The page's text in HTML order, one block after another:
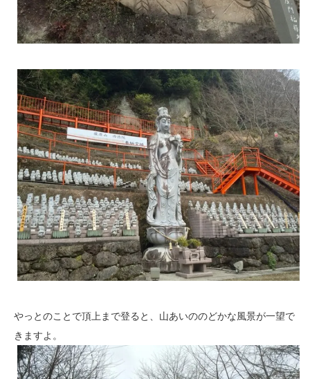
やっとのことで頂上まで登ると、山あいののどかな風景が一望で
きますよ。